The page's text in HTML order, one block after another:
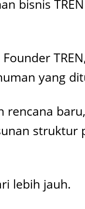
bisnis
yang
struktur
lebih jauh.